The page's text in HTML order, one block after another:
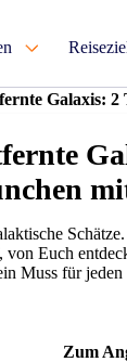
Galaxis:
Euch
Muss für jeden
Zum